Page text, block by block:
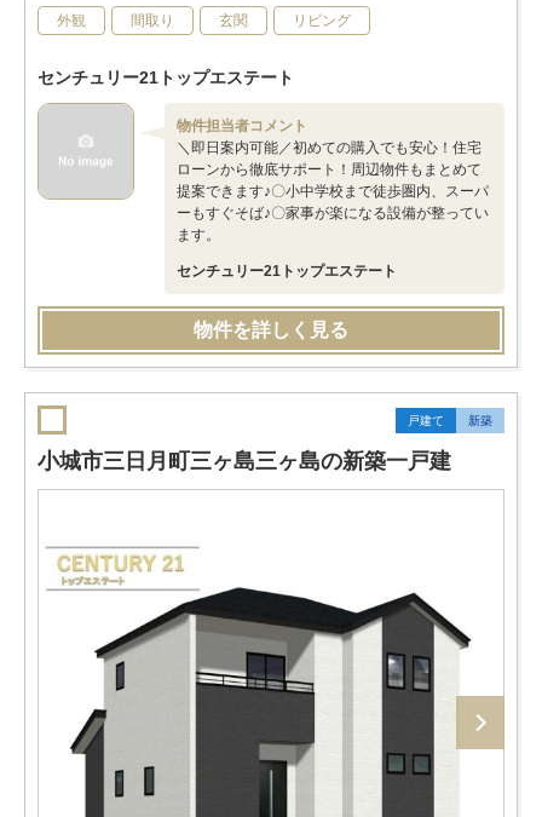
外観 間取り 玄関 リビング
センチュリー21トップエステート
物件担当者コメント
＼即日案内可能／初めての購入でも安心！住宅
ローンから徹底サポート！周辺物件もまとめて
提案できます♪〇小中学校まで徒歩圏内、スーパ
ーもすぐそば♪〇家事が楽になる設備が整ってい
ます。
センチュリー21トップエステート
物件を詳しく見る
戸建て 新築
小城市三日月町三ヶ島三ヶ島の新築一戸建